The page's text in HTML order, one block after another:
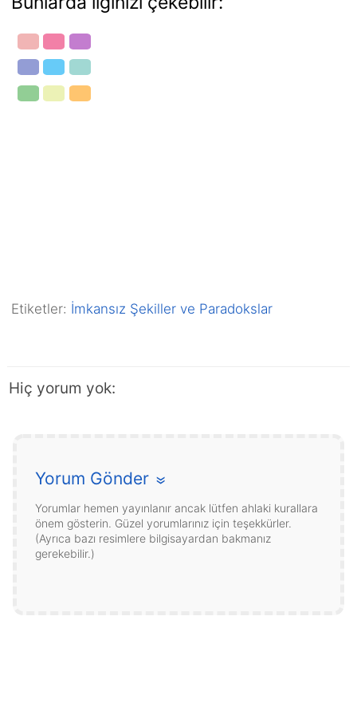
Etiketler: İmkansız Şekiller ve Paradokslar
Hiç yorum yok:
Yorum Gönder »
Yorumlar hemen yayınlanır ancak lütfen ahlaki kurallara
önem gösterin. Güzel yorumlarınız için teşekkürler.
(Ayrıca bazı resimlere bilgisayardan bakmanız
gerekebilir.)